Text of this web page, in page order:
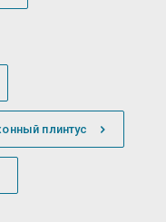
плинтус